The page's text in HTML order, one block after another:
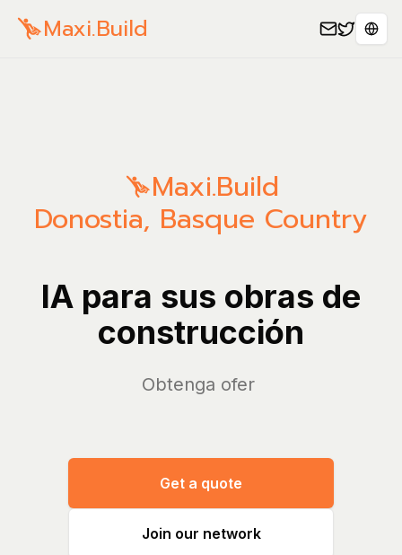
Maxi.Build
Maxi.Build
Donostia, Basque Country
IA para sus obras de
construcción
Get a quote
Join our network